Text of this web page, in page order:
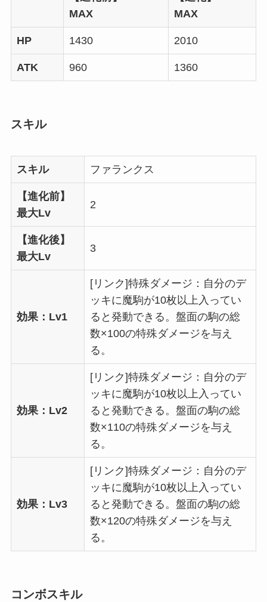
MAX
MAX
HP 1430 2010
ATK 960 1360
スキル
スキル ファランクス
【進化前】
最大Lv
2
【進化後】
最大Lv
3
効果：Lv1
[リンク]特殊ダメージ：自分のデ
ッキに魔駒が10枚以上入ってい
ると発動できる。盤面の駒の総
数×100の特殊ダメージを与え
る。
効果：Lv2
[リンク]特殊ダメージ：自分のデ
ッキに魔駒が10枚以上入ってい
ると発動できる。盤面の駒の総
数×110の特殊ダメージを与え
る。
効果：Lv3
[リンク]特殊ダメージ：自分のデ
ッキに魔駒が10枚以上入ってい
ると発動できる。盤面の駒の総
数×120の特殊ダメージを与え
る。
コンボスキル